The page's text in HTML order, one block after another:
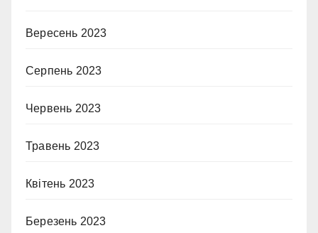
Вересень 2023
Серпень 2023
Червень 2023
Травень 2023
Квітень 2023
Березень 2023